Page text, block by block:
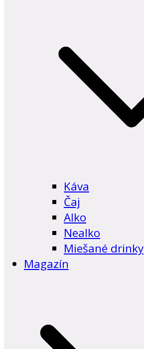
Káva
Čaj
Alko
Nealko
Miešané drinky
Magazín